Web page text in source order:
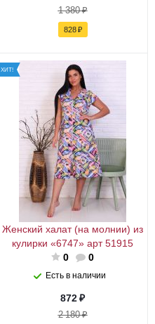
1 380₽
828₽
ХИТ!
Женский халат (на молнии) из
кулирки «6747» арт 51915
0
0
Есть в наличии
872₽
2 180₽